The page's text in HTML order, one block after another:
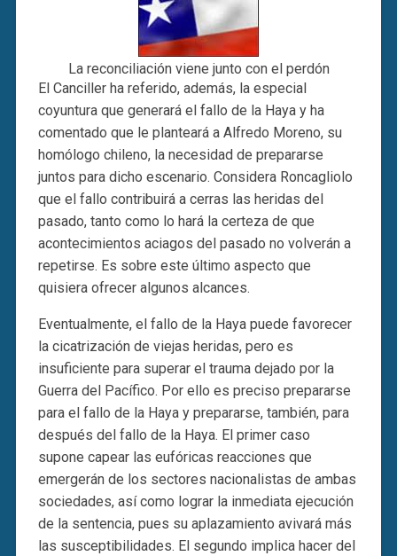
La reconciliación viene junto con el perdón
El Canciller ha referido, además, la especial
coyuntura que generará el fallo de la Haya y ha
comentado que le planteará a Alfredo Moreno, su
homólogo chileno, la necesidad de prepararse
juntos para dicho escenario. Considera Roncagliolo
que el fallo contribuirá a cerras las heridas del
pasado, tanto como lo hará la certeza de que
acontecimientos aciagos del pasado no volverán a
repetirse. Es sobre este último aspecto que
quisiera ofrecer algunos alcances.
Eventualmente, el fallo de la Haya puede favorecer
la cicatrización de viejas heridas, pero es
insuficiente para superar el trauma dejado por la
Guerra del Pacífico. Por ello es preciso prepararse
para el fallo de la Haya y prepararse, también, para
después del fallo de la Haya. El primer caso
supone capear las eufóricas reacciones que
emergerán de los sectores nacionalistas de ambas
sociedades, así como lograr la inmediata ejecución
de la sentencia, pues su aplazamiento avivará más
las susceptibilidades. El segundo implica hacer del